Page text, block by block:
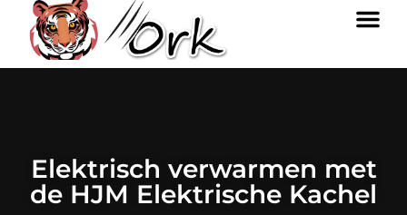
Elektrisch verwarmen met
de HJM Elektrische Kachel